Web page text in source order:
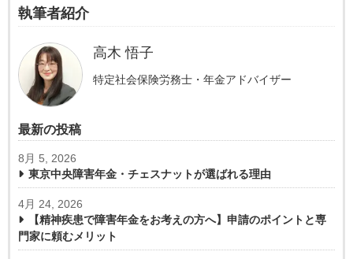
執筆者紹介
高木 悟子
特定社会保険労務士・年金アドバイザー
最新の投稿
8月 5, 2026
東京中央障害年金・チェスナットが選ばれる理由
4月 24, 2026
【精神疾患で障害年金をお考えの方へ】申請のポイントと専
門家に頼むメリット